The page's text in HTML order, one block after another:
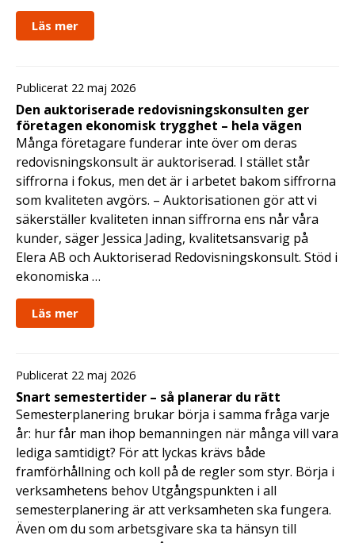
Läs mer
Publicerat 22 maj 2026
Den auktoriserade redovisningskonsulten ger
företagen ekonomisk trygghet – hela vägen
Många företagare funderar inte över om deras
redovisningskonsult är auktoriserad. I stället står
siffrorna i fokus, men det är i arbetet bakom siffrorna
som kvaliteten avgörs. – Auktorisationen gör att vi
säkerställer kvaliteten innan siffrorna ens når våra
kunder, säger Jessica Jading, kvalitetsansvarig på
Elera AB och Auktoriserad Redovisningskonsult. Stöd i
ekonomiska …
Läs mer
Publicerat 22 maj 2026
Snart semestertider – så planerar du rätt
Semesterplanering brukar börja i samma fråga varje
år: hur får man ihop bemanningen när många vill vara
lediga samtidigt? För att lyckas krävs både
framförhållning och koll på de regler som styr. Börja i
verksamhetens behov Utgångspunkten i all
semesterplanering är att verksamheten ska fungera.
Även om du som arbetsgivare ska ta hänsyn till